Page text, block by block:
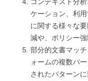
ケーション、利
に関する様々な
減や、ポリシー
部分的文書マッ
ォームの複数バ
されたパターン